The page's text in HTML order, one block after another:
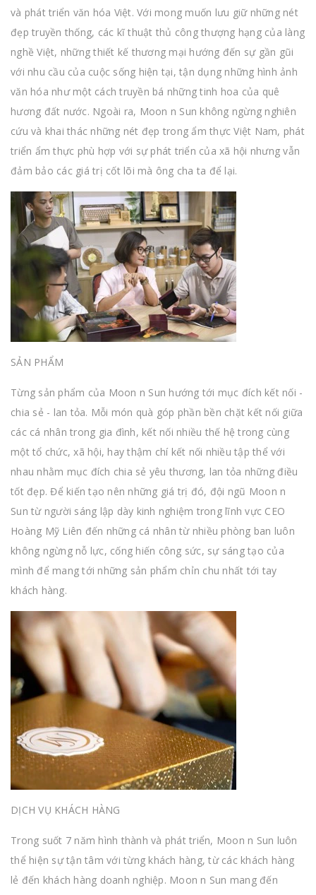
và phát triển văn hóa Việt. Với mong muốn lưu giữ những nét
đẹp truyền thống, các kĩ thuật thủ công thượng hạng của làng
nghề Việt, những thiết kế thương mại hướng đến sự gần gũi
với nhu cầu của cuộc sống hiện tại, tận dụng những hình ảnh
văn hóa như một cách truyền bá những tinh hoa của quê
hương đất nước. Ngoài ra, Moon n Sun không ngừng nghiên
cứu và khai thác những nét đẹp trong ẩm thực Việt Nam, phát
triển ẩm thực phù hợp với sự phát triển của xã hội nhưng vẫn
đảm bảo các giá trị cốt lõi mà ông cha ta để lại.
SẢN PHẨM
Từng sản phẩm của Moon n Sun hướng tới mục đích kết nối -
chia sẻ - lan tỏa. Mỗi món quà góp phần bền chặt kết nối giữa
các cá nhân trong gia đình, kết nối nhiều thế hệ trong cùng
một tổ chức, xã hội, hay thậm chí kết nối nhiều tập thể với
nhau nhằm mục đích chia sẻ yêu thương, lan tỏa những điều
tốt đẹp. Để kiến tạo nên những giá trị đó, đội ngũ Moon n
Sun từ người sáng lập dày kinh nghiệm trong lĩnh vực CEO
Hoàng Mỹ Liên đến những cá nhân từ nhiều phòng ban luôn
không ngừng nỗ lực, cống hiến công sức, sự sáng tạo của
mình để mang tới những sản phẩm chỉn chu nhất tới tay
khách hàng.
DỊCH VỤ KHÁCH HÀNG
Trong suốt 7 năm hình thành và phát triển, Moon n Sun luôn
thể hiện sự tận tâm với từng khách hàng, từ các khách hàng
lẻ đến khách hàng doanh nghiệp. Moon n Sun mang đến